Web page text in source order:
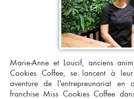
Marie-Anne et Loucif, anciens
Cookies Coffee, se lancent à
aventure de l'entrepreunariat en
franchise Miss Cookies Coffee